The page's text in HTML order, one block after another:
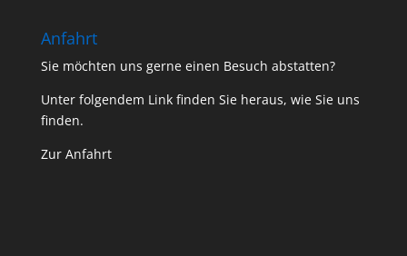
Anfahrt
Sie möchten uns gerne einen Besuch abstatten?
Unter folgendem Link finden Sie heraus, wie Sie uns
finden.
Zur Anfahrt